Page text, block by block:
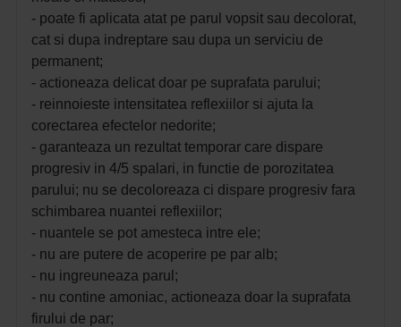
- poate fi aplicata atat pe parul vopsit sau decolorat,
cat si dupa indreptare sau dupa un serviciu de
permanent;
- actioneaza delicat doar pe suprafata parului;
- reinnoieste intensitatea reflexiilor si ajuta la
corectarea efectelor nedorite;
- garanteaza un rezultat temporar care dispare
progresiv in 4/5 spalari, in functie de porozitatea
parului; nu se decoloreaza ci dispare progresiv fara
schimbarea nuantei reflexiilor;
- nuantele se pot amesteca intre ele;
- nu are putere de acoperire pe par alb;
- nu ingreuneaza parul;
- nu contine amoniac, actioneaza doar la suprafata
firului de par;